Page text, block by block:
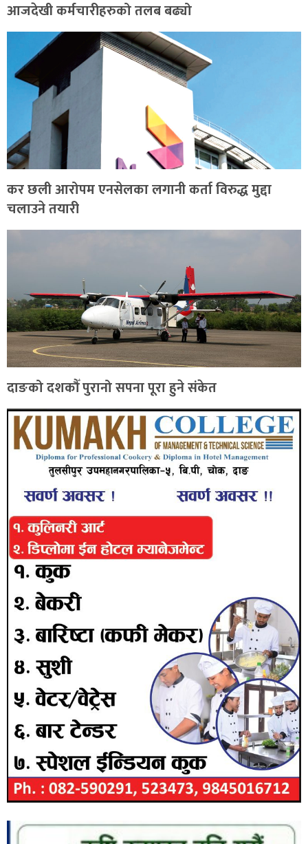
आजदेखी कर्मचारीहरुको तलब बढ्यो
कर छली आरोपम एनसेलका लगानी कर्ता विरुद्ध मुद्दा
चलाउने तयारी
दाङको दशकौँ पुरानो सपना पूरा हुने संकेत